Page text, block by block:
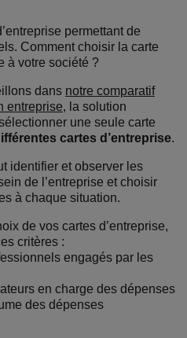
permettant de
Comment choisir la carte
à votre société ?
dans notre comparatif
entreprise, la solution
une seule carte
cartes d’entreprise.
identifier et observer les
de l’entreprise et choisir
à chaque situation.
de vos cartes d’entreprise,
critères :
engagés par les
en charge des dépenses
des dépenses